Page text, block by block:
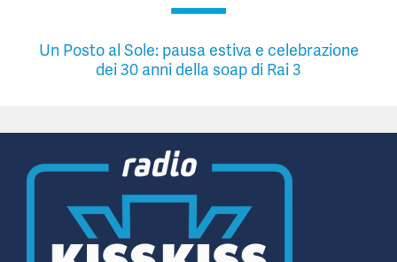
Un Posto al Sole: pausa estiva e celebrazione
dei 30 anni della soap di Rai 3